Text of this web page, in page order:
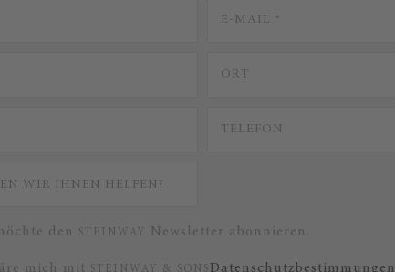
den STEINWAY Newsletter abonnieren.
mich mit STEINWAY & SONS Datenschutzbestimmungen